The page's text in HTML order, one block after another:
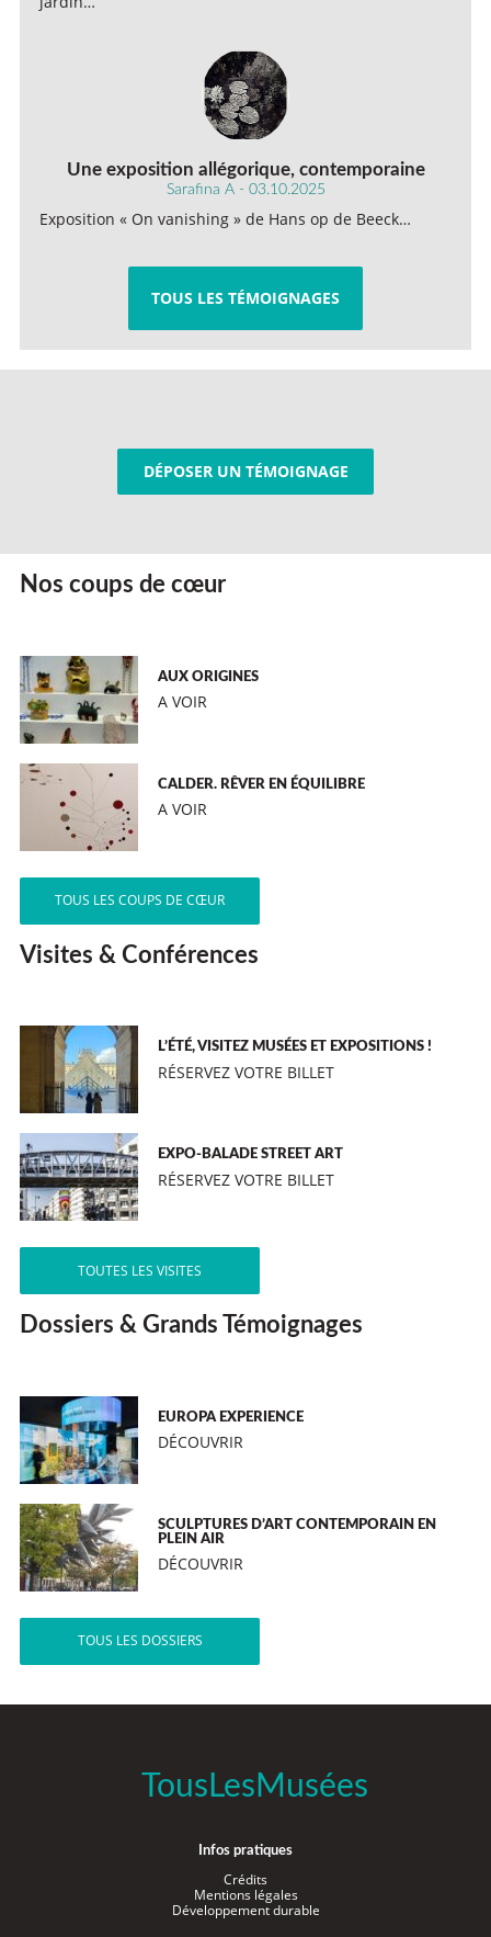
Une exposition allégorique, contemporaine
Sarafina A - 03.10.2025
Exposition « On vanishing » de Hans op de Beeck…
TOUS LES TÉMOIGNAGES
DÉPOSER UN TÉMOIGNAGE
Nos coups de cœur
AUX ORIGINES
A VOIR
CALDER. RÊVER EN ÉQUILIBRE
A VOIR
TOUS LES COUPS DE CŒUR
Visites & Conférences
L’ÉTÉ, VISITEZ MUSÉES ET EXPOSITIONS !
RÉSERVEZ VOTRE BILLET
EXPO-BALADE STREET ART
RÉSERVEZ VOTRE BILLET
TOUTES LES VISITES
Dossiers & Grands Témoignages
EUROPA EXPERIENCE
DÉCOUVRIR
SCULPTURES D’ART CONTEMPORAIN EN
PLEIN AIR
DÉCOUVRIR
TOUS LES DOSSIERS
TousLesMusées
Infos pratiques
Crédits
Mentions légales
Développement durable